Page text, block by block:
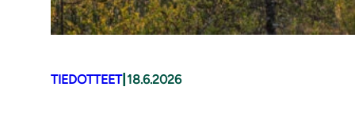
TIEDOTTEET| 18.6.2026